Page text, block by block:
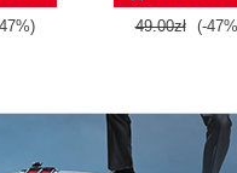
49.00zł (-